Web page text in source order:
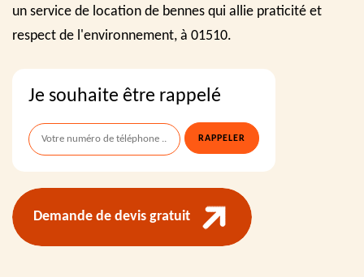
un service de location de bennes qui allie praticité et
respect de l'environnement, à 01510.
Je souhaite être rappelé
Demande de devis gratuit